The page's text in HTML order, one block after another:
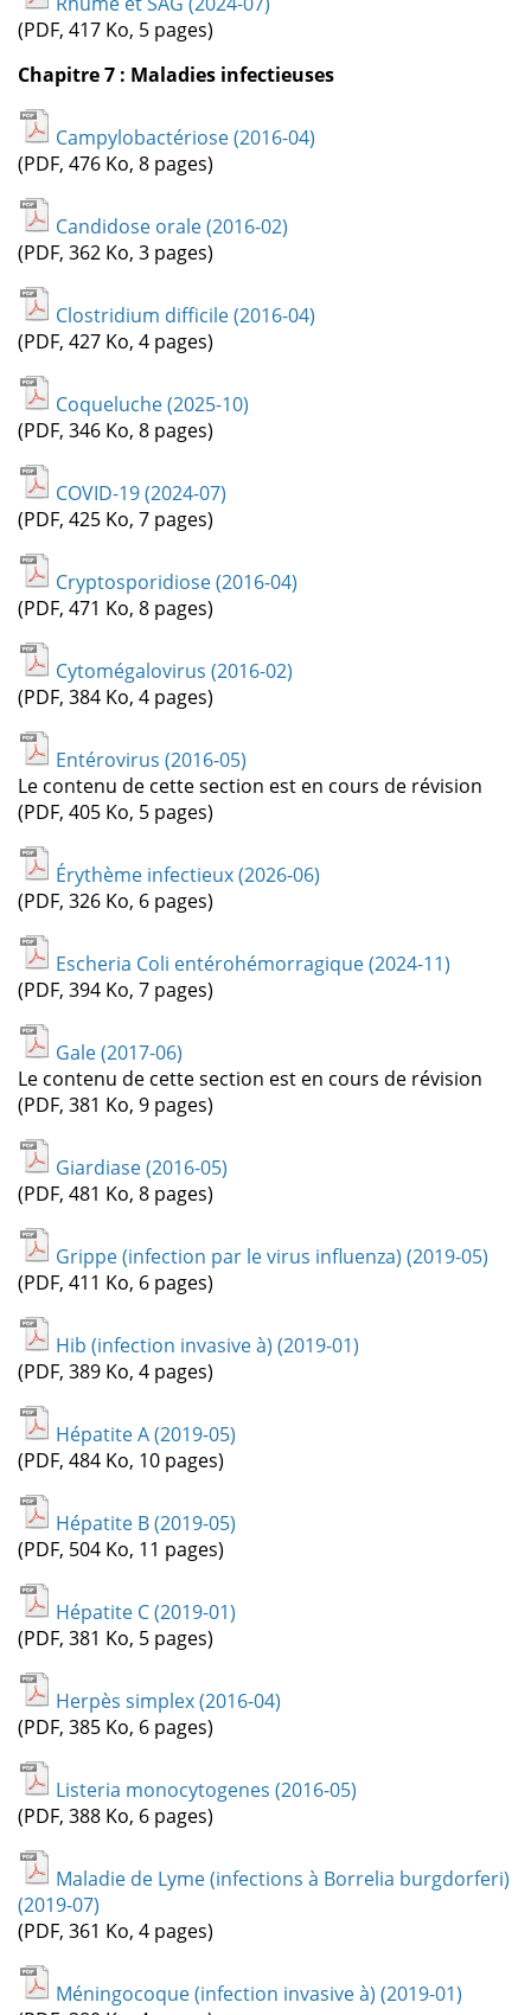
(PDF, 417 Ko, 5 pages)
Chapitre 7 : Maladies infectieuses
Campylobactériose (2016-04)
(PDF, 476 Ko, 8 pages)
Candidose orale (2016-02)
(PDF, 362 Ko, 3 pages)
Clostridium difficile (2016-04)
(PDF, 427 Ko, 4 pages)
Coqueluche (2025-10)
(PDF, 346 Ko, 8 pages)
COVID-19 (2024-07)
(PDF, 425 Ko, 7 pages)
Cryptosporidiose (2016-04)
(PDF, 471 Ko, 8 pages)
Cytomégalovirus (2016-02)
(PDF, 384 Ko, 4 pages)
Entérovirus (2016-05)
Le contenu de cette section est en cours de révision
(PDF, 405 Ko, 5 pages)
Érythème infectieux (2026-06)
(PDF, 326 Ko, 6 pages)
Escheria Coli entérohémorragique (2024-11)
(PDF, 394 Ko, 7 pages)
Gale (2017-06)
Le contenu de cette section est en cours de révision
(PDF, 381 Ko, 9 pages)
Giardiase (2016-05)
(PDF, 481 Ko, 8 pages)
Grippe (infection par le virus influenza) (2019-05)
(PDF, 411 Ko, 6 pages)
Hib (infection invasive à) (2019-01)
(PDF, 389 Ko, 4 pages)
Hépatite A (2019-05)
(PDF, 484 Ko, 10 pages)
Hépatite B (2019-05)
(PDF, 504 Ko, 11 pages)
Hépatite C (2019-01)
(PDF, 381 Ko, 5 pages)
Herpès simplex (2016-04)
(PDF, 385 Ko, 6 pages)
Listeria monocytogenes (2016-05)
(PDF, 388 Ko, 6 pages)
Maladie de Lyme (infections à Borrelia burgdorferi)
(2019-07)
(PDF, 361 Ko, 4 pages)
Méningocoque (infection invasive à) (2019-01)